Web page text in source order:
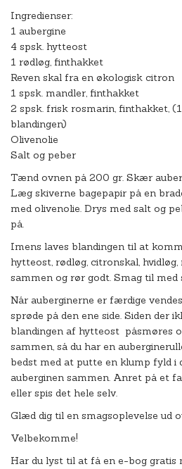
Ingredienser:
1 aubergine
4 spsk. hytteost
1 rødløg, finthakket
Reven skal fra en økologisk citron
1 spsk. mandler, finthakket
2 spsk. frisk rosmarin, finthakket,
blandingen)
Olivenolie
Salt og peber
Tænd ovnen på 200 gr. Skær
Læg skiverne bagepapir på en
med olivenolie. Drys med salt og
på.
Imens laves blandingen til at
hytteost, rødløg, citronskal,
sammen og rør godt. Smag til med
Når auberginerne er færdige
sprøde på den ene side. Siden der
blandingen af hytteost påsmøres
sammen, så du har en
bedst med at putte en klump fyld i
auberginen sammen. Anret på et
eller spis det hele selv.
Glæd dig til en smagsoplevelse ud
Velbekomme!
Har du lyst til at få en e-bog